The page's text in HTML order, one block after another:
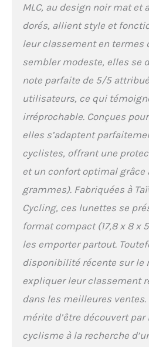
100 %
route
et
trajet
MLC, au design noir mat et
dorés, allient style et
leur classement en termes
sembler modeste, elles se
note parfaite de 5/5
utilisateurs, ce qui
irréprochable. Conçues
elles s’adaptent
cyclistes, offrant une
et un confort optimal grâce
grammes). Fabriquées à
Cycling, ces lunettes se
format compact (17,8 x 8 x
les emporter partout.
disponibilité récente sur le
expliquer leur classement
dans les meilleures ventes.
mérite d’être découvert
cyclisme à la recherche